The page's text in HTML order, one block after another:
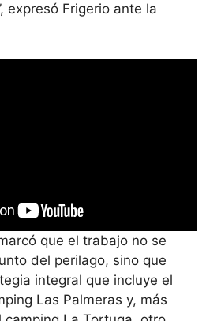
expresó Frigerio ante la
que el trabajo no se
del perilago, sino que
integral que incluye el
Las Palmeras y, más